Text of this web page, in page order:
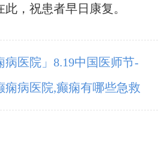
，祝患者早日康复。
病医院」8.19中国医师节-
担当践初心，致敬最美医
痫病医院,癫痫有哪些急救